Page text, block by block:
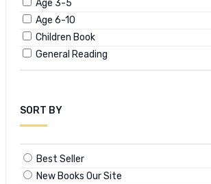
শৈলেন ঘোষ
ষষ্ঠীপদ চট্টোপাধ্যায়
মুক্তধারা
শিশুপ্রকাশ
শোভা প্রকাশ
Age 3-5
Age 6-10
Children Book
General Reading
SORT BY
Best Seller
New Books Our Site